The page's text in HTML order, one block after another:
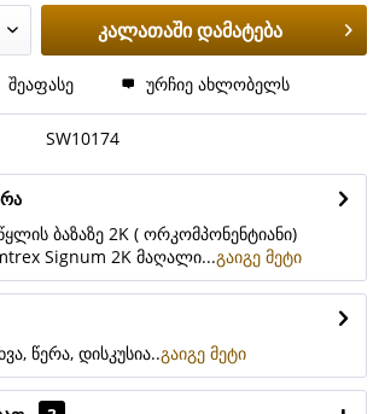
კალათაში დამატება
შეაფასე ურჩიე ახლობელს
SW10174
ბაზაზე 2K ( ორკომპონენტიანი)
Signum 2K მაღალი...გაიგე მეტი
წერა, დისკუსია..გაიგე მეტი